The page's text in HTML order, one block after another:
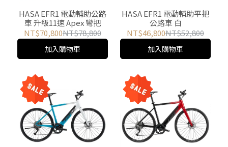
HASA EFR1 電動輔助公路
車 升級11速 Apex 彎把
NT$70,800NT$78,800
加入購物車
HASA EFR1 電動輔助平把
公路車 白
NT$46,800NT$52,800
加入購物車